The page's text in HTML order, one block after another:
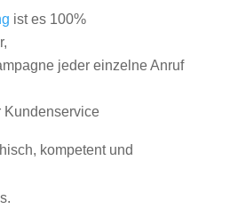
ist es 100%
jeder einzelne Anruf
Kundenservice
kompetent und